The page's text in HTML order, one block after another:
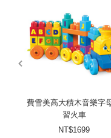
費雪美高大積木音樂字
習火車
NT$1699
prev